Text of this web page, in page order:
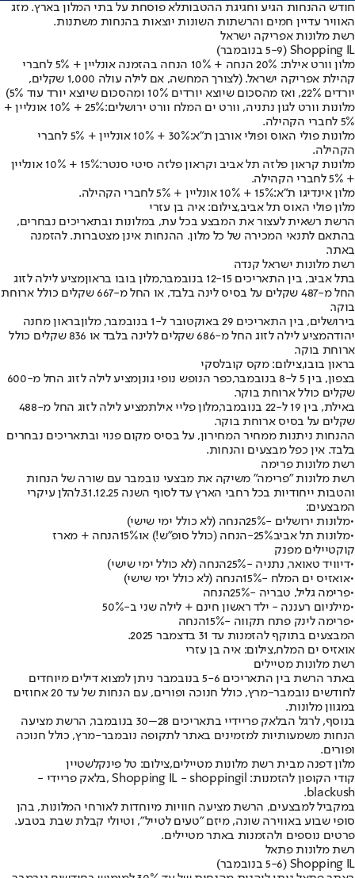
חודש ההנחות הגיע וחגיגת ההטבותלא פוסחת על בתי המלון בארץ. מזג
האוויר עדיין חמים והרשתות השונות יוצאות בהנחות משתנות.
רשת מלונות אפריקה ישראל
Shopping IL (5-9 בנובמבר)
מלון וורט אילת
: 20% הנחה + 10% הנחה בהזמנה אונליין + 5% לחברי
קהילת אפריקה ישראל. (לצורך המחשה, אם לילה עולה 1,000 שקלים,
יורדים 22%, ואז מהסכום שיוצא יורדים 10% ומהסכום שיוצא יורד עוד 5%)
מלונות וורט לגון נתניה, וורט ים המלח וורט ירושלים:
25% + 10% אונליין +
5% לחברי הקהילה.
מלונות פולי האוס ופולי אורבן ת"א:
30% + 10% אונליין + 5% לחברי
הקהילה.
מלונות קראון פלזה תל אביב וקראון פלזה סיטי סנטר:
15% + 10% אונליין
+ 5% לחברי הקהילה.
מלון אינדיגו ת"א:15% + 10% אונליין + 5% לחברי הקהילה.
מלון פולי האוס תל אביב,צילום: איה בן עזרי
הרשת רשאית לעצור את המבצע בכל עת, במלונות ובתאריכים נבחרים,
בהתאם לתנאי המכירה של כל מלון. ההנחות אינן מצטברות. להזמנה
באתר.
רשת מלונות ישראל קנדה
בתל אביב, בין התאריכים 12-15 בנובמבר,
מלון בובו בראוןמציע לילה לזוג
החל מ-487 שקלים על בסיס לינה בלבד, או החל מ-667 שקלים כולל ארוחת
בוקר.
בירושלים, בין התאריכים 29 באוקטובר ל-1 בנובמבר, מלון
בראון מחנה
יהודה
מציע לילה לזוג החל מ-686 שקלים ללינה בלבד או 836 שקלים כולל
ארוחת בוקר.
בראון בובו,צילום: מקס קובלסקי
בצפון, בין 5 ל-8 בנובמבר,
כפר הנופש נופי גונן
מציע לילה לזוג החל מ-600
שקלים כולל ארוחת בוקר.
באילת, בין 19 ל-22 בנובמבר,
מלון פליי אילת
מציע לילה לזוג החל מ-488
שקלים על בסיס ארוחת בוקר.
ההנחות ניתנות ממחיר המחירון, על בסיס מקום פנוי ובתאריכים נבחרים
בלבד. אין כפל מבצעים והנחות.
רשת מלונות פרימה
רשת מלונות "פרימה" משיקה את מבצעי נובמבר עם שורה של הנחות
והטבות ייחודיות בכל רחבי הארץ עד לסוף השנה 31.12.25
.להלן עיקרי
המבצעים:
•מלונות ירושלים -25%הנחה (לא כולל ימי שישי)
•מלונות תל אביב25%-הנחה (כולל סופ"ש!) או15%הנחה + מארז
קוקטיילים מפנק
•דיוויד טאואר, נתניה -25%הנחה (לא כולל ימי שישי)
•אואזיס ים המלח -15%הנחה (לא כולל ימי שישי)
•פרימה גליל, טבריה -25%הנחה
•מילניום רעננה - ילד ראשון חינם + לילה שני ב-50%
•פרימה לינק פתח תקווה -15%הנחה
המבצעים בתוקף להזמנות עד 31 בדצמבר 2025
.
אואזיס ים המלח,צילום: איה בן עזרי
רשת מלונות מטיילים
באתר הרשת בין התאריכים 5-6 בנובמבר ניתן למצוא דילים מיוחדים
לחודשים נובמבר-מרץ, כולל חנוכה ופורים, עם הנחות של עד 20 אחוזים
במגוון מלונות.
בנוסף, לרגל הבלאק פריידיי בתאריכים 28–30 בנובמבר, הרשת מציעה
הנחות משמעותיות למזמינים באתר לתקופה נובמבר-מרץ, כולל חנוכה
ופורים.
מלון דפנה מבית רשת מלונות מטיילים,צילום: טל פינקלשטיין
קודי הקופון להזמנות: Shopping IL - shoppingil ,בלאק פריידי -
blackush.
במקביל למבצעים, הרשת מציעה חוויות מיוחדות לאורחי המלונות, בהן
סופי שבוע באווירה שונה, מיזם "טעים לטייל", וטיולי קבלת שבת בטבע.
פרטים נוספים ולהזמנות באתר מטיילים.
רשת מלונות פתאל
Shopping IL (5-6 בנובמבר)